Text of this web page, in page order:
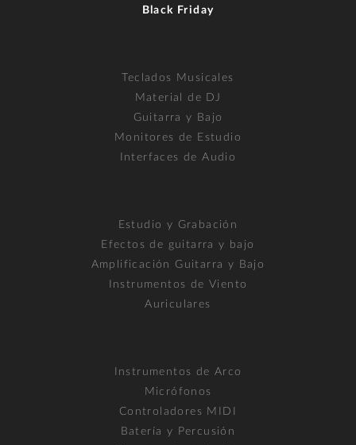
Black Friday
Teclados Musicales
Material de DJ
Guitarra y Bajo
Monitores de Estudio
Interfaces de Audio
Estudio y Grabación
Efectos de guitarra y bajo
Amplificación Guitarra y Bajo
Instrumentos de Viento
Auriculares
Instrumentos de Arco
Micrófonos
Controladores MIDI
Batería y Percusión